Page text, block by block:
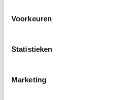
Voorkeuren
Statistieken
Marketing
Met meer dan 30 jaar ervaring is een
leven? Dan heb je die gevonden in de
zo enorm lang dat klanten van ons na